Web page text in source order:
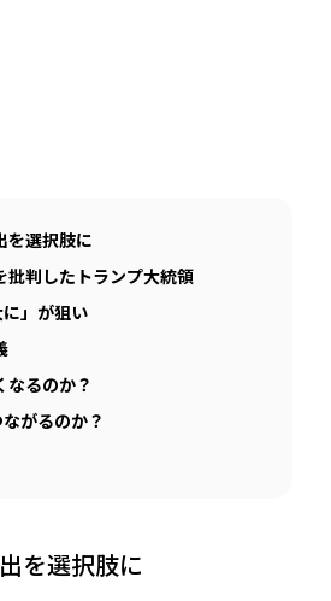
を選択肢に
批判したトランプ大統領
に」が狙い
なるのか？
がるのか？
を選択肢に